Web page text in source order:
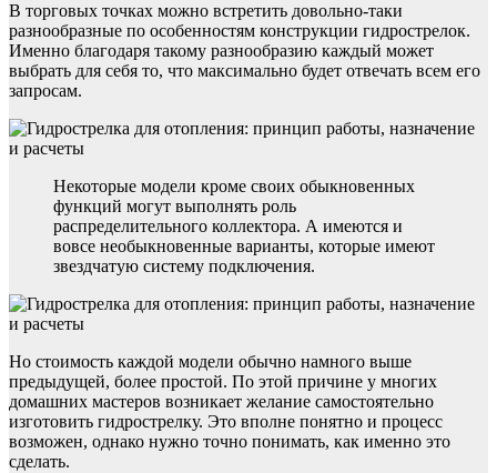
В торговых точках можно встретить довольно-таки
разнообразные по особенностям конструкции гидрострелок.
Именно благодаря такому разнообразию каждый может
выбрать для себя то, что максимально будет отвечать всем его
запросам.
Некоторые модели кроме своих обыкновенных
функций могут выполнять роль
распределительного коллектора. А имеются и
вовсе необыкновенные варианты, которые имеют
звездчатую систему подключения.
Но стоимость каждой модели обычно намного выше
предыдущей, более простой. По этой причине у многих
домашних мастеров возникает желание самостоятельно
изготовить гидрострелку. Это вполне понятно и процесс
возможен, однако нужно точно понимать, как именно это
сделать.